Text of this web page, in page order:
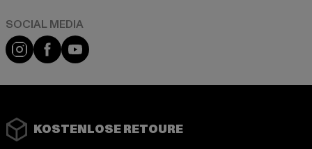
Instagram
FacebookYouTube
KOSTENLOSE RETOURE